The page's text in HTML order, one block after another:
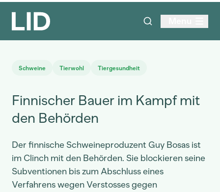
Schweine Tierwohl Tiergesundheit
Finnischer Bauer im Kampf mit
den Behörden
Der finnische Schweineproduzent Guy Bosas ist
im Clinch mit den Behörden. Sie blockieren seine
Subventionen bis zum Abschluss eines
Verfahrens wegen Verstosses gegen